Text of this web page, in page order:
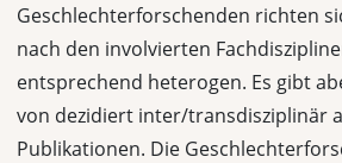
Geschlechterforschenden richten
nach den involvierten
entsprechend heterogen. Es gibt
von dezidiert inter/transdisziplinär
Publikationen. Die